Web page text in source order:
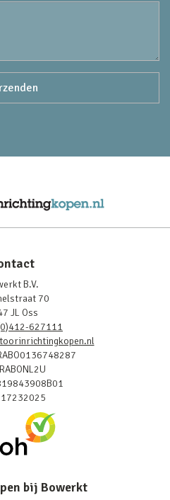
B.V.
70
JL Oss
627111
17232025
bij Bowerkt